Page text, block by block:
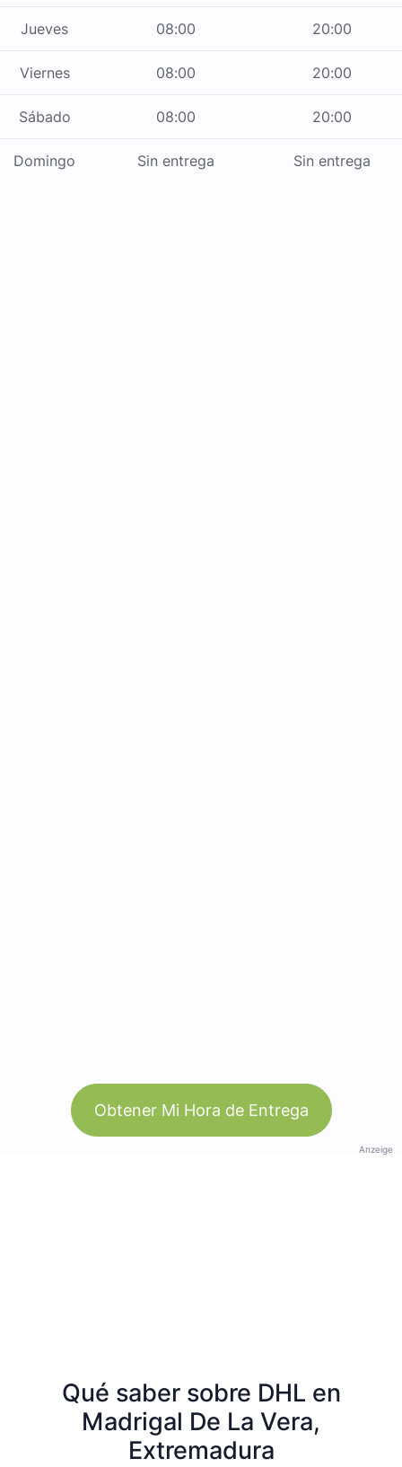
Jueves 08:00 20:00
Viernes 08:00 20:00
Sábado 08:00 20:00
Domingo Sin entrega Sin entrega
Obtener Mi Hora de Entrega
Anzeige
Qué saber sobre DHL en
Madrigal De La Vera,
Extremadura